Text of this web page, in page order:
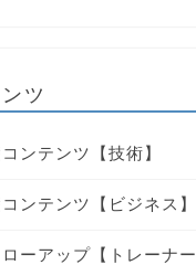
ツ
ンテンツ【技術】
ンテンツ【ビジネス】
ーアップ【トレーナー